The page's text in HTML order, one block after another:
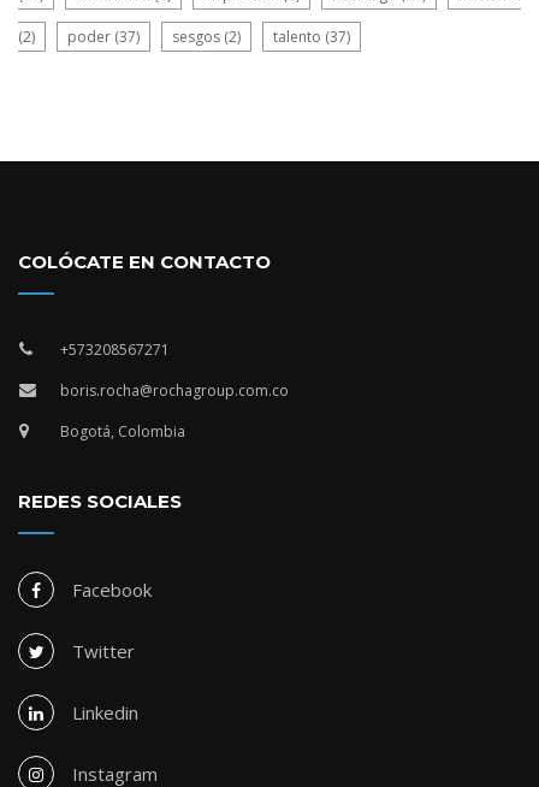
(2) poder (37) sesgos (2) talento (37)
COLÓCATE EN CONTACTO
+573208567271
boris.rocha@rochagroup.com.co
Bogotá, Colombia
REDES SOCIALES
Facebook
Twitter
Linkedin
Instagram